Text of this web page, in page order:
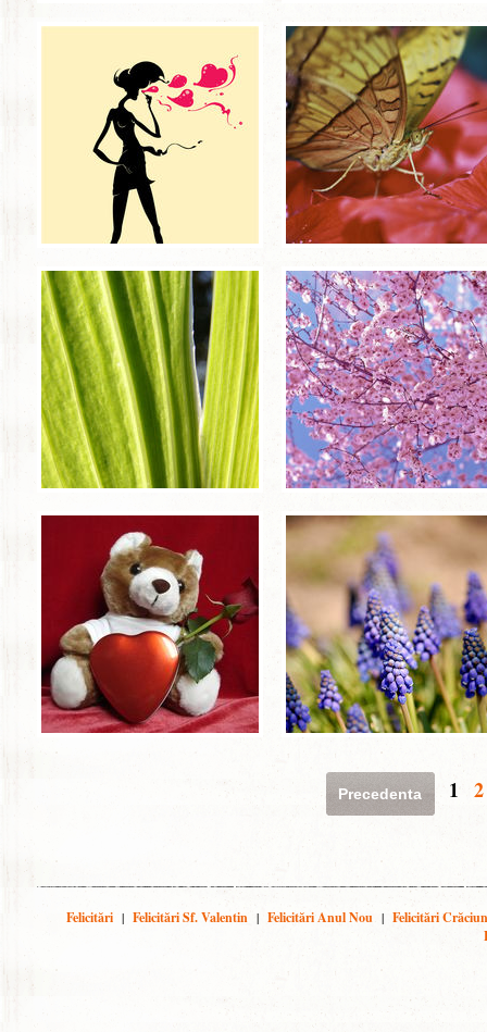
Precedenta 1 2
Felicitări | Felicitări Sf. Valentin | Felicitări Anul Nou | Felicitări